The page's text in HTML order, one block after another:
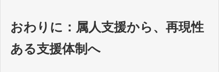
おわりに：属人支援から、再現性
ある支援体制へ